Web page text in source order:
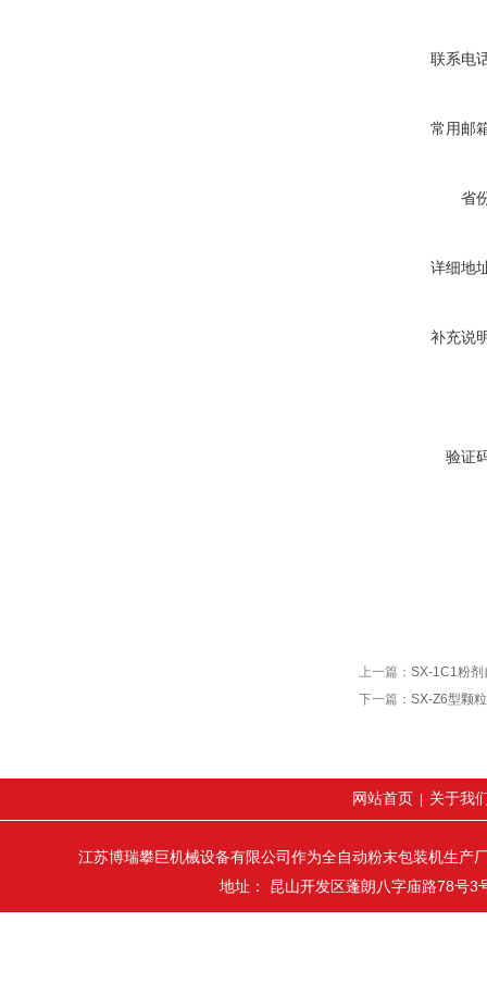
联系电
常用邮
省
详细地
补充说
验证
上一篇： SX-1C1粉剂
下一篇： SX-Z6型颗
网站首页 关于我
江苏博瑞攀巨机械设备有限公司作为全自动粉末包装机生产
地址： 昆山开发区蓬朗八字庙路78号